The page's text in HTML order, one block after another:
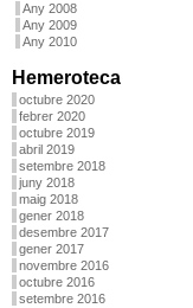
Any 2008
Any 2009
Any 2010
Hemeroteca
octubre 2020
febrer 2020
octubre 2019
abril 2019
setembre 2018
juny 2018
maig 2018
gener 2018
desembre 2017
gener 2017
novembre 2016
octubre 2016
setembre 2016